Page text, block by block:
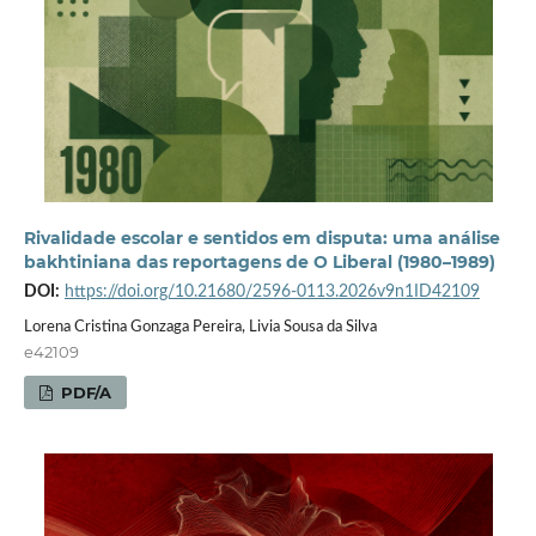
Rivalidade escolar e sentidos em disputa: uma análise
bakhtiniana das reportagens de O Liberal (1980–1989)
DOI: https://doi.org/10.21680/2596-0113.2026v9n1ID42109
Lorena Cristina Gonzaga Pereira, Livia Sousa da Silva
e42109
PDF/A